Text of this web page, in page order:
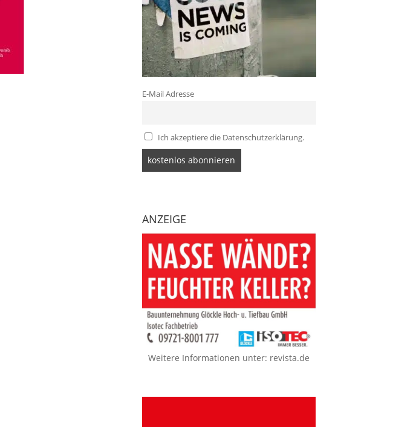
E-Mail Adresse
Ich akzeptiere die Datenschutzerklärung.
ANZEIGE
Weitere Informationen unter: revista.de